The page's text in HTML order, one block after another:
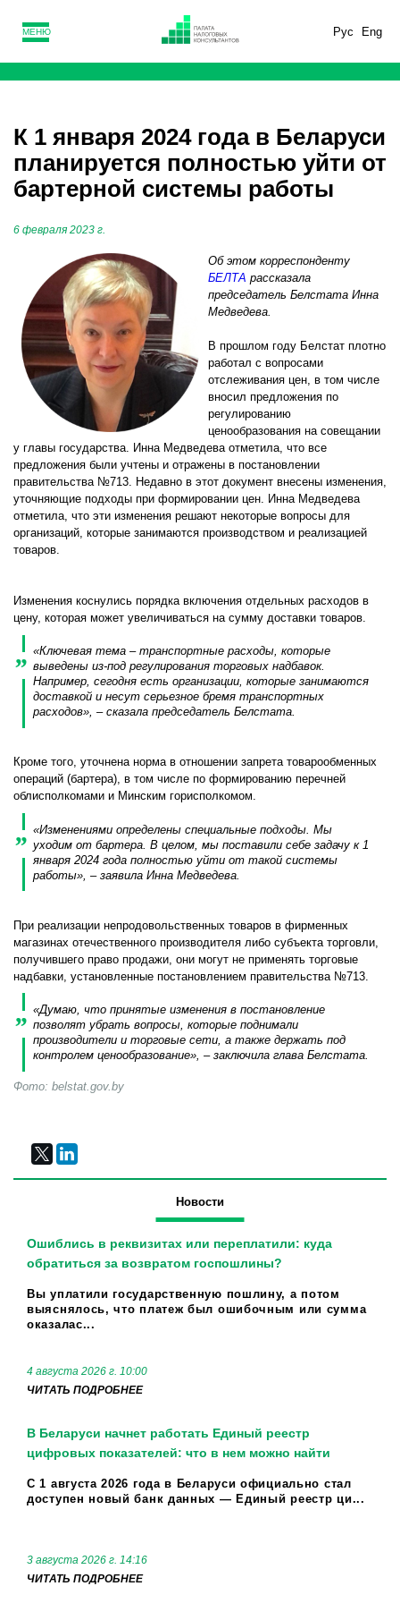
Рус Eng
МЕНЮ
К 1 января 2024 года в Беларуси
планируется полностью уйти от
бартерной системы работы
6 февраля 2023 г.
Об этом корреспонденту
БЕЛТА рассказала
председатель Белстата Инна
Медведева.
В прошлом году Белстат плотно
работал с вопросами
отслеживания цен, в том числе
вносил предложения по
регулированию
ценообразования на совещании
у главы государства. Инна Медведева отметила, что все
предложения были учтены и отражены в постановлении
правительства №713. Недавно в этот документ внесены изменения,
уточняющие подходы при формировании цен. Инна Медведева
отметила, что эти изменения решают некоторые вопросы для
организаций, которые занимаются производством и реализацией
товаров.
Изменения коснулись порядка включения отдельных расходов в
цену, которая может увеличиваться на сумму доставки товаров.
«Ключевая тема – транспортные расходы, которые
выведены из-под регулирования торговых надбавок.
Например, сегодня есть организации, которые занимаются
доставкой и несут серьезное бремя транспортных
расходов», – сказала председатель Белстата.
Кроме того, уточнена норма в отношении запрета товарообменных
операций (бартера), в том числе по формированию перечней
облисполкомами и Минским горисполкомом.
«Изменениями определены специальные подходы. Мы
уходим от бартера. В целом, мы поставили себе задачу к 1
января 2024 года полностью уйти от такой системы
работы», – заявила Инна Медведева.
При реализации непродовольственных товаров в фирменных
магазинах отечественного производителя либо субъекта торговли,
получившего право продажи, они могут не применять торговые
надбавки, установленные постановлением правительства №713.
«Думаю, что принятые изменения в постановление
позволят убрать вопросы, которые поднимали
производители и торговые сети, а также держать под
контролем ценообразование», – заключила глава Белстата.
Фото: belstat.gov.by
Новости
Ошиблись в реквизитах или переплатили: куда
обратиться за возвратом госпошлины?
Вы уплатили государственную пошлину, а потом
выяснялось, что платеж был ошибочным или сумма
оказалас...
4 августа 2026 г. 10:00
ЧИТАТЬ ПОДРОБНЕЕ
В Беларуси начнет работать Единый реестр
цифровых показателей: что в нем можно найти
С 1 августа 2026 года в Беларуси официально стал
доступен новый банк данных — Единый реестр ци...
3 августа 2026 г. 14:16
ЧИТАТЬ ПОДРОБНЕЕ